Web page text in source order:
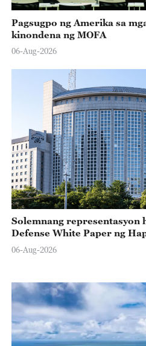
Pagsugpo ng Amerika sa
kinondena ng MOFA
06-Aug-2026
Solemnang representasyon
Defense White Paper ng
06-Aug-2026